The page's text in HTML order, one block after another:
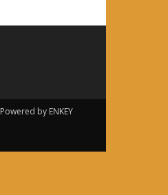
Powered by ENKEY